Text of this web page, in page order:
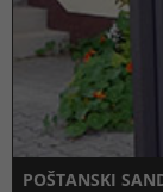
POŠTANSKI